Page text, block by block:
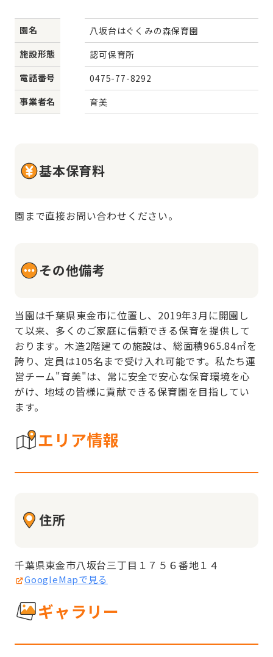
園名
八坂台はぐくみの森保育園
施設形態
認可保育所
電話番号
0475-77-8292
事業者名
育美
基本保育料
園まで直接お問い合わせください。
その他備考
当園は千葉県東金市に位置し、2019年3月に開園し
て以来、多くのご家庭に信頼できる保育を提供して
おります。木造2階建ての施設は、総面積965.84㎡を
誇り、定員は105名まで受け入れ可能です。私たち運
営チーム"育美"は、常に安全で安心な保育環境を心
がけ、地域の皆様に貢献できる保育園を目指してい
ます。
エリア情報
住所
千葉県東金市八坂台三丁目１７５６番地１４
GoogleMapで見る
ギャラリー